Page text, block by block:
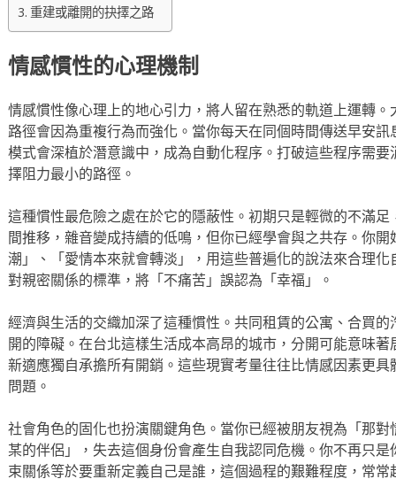
重建或離開的抉擇之路
情感慣性的心理機制
情感慣性像心理上的地心引力，將人留在熟悉的軌道上運轉
路徑會因為重複行為而強化。當你每天在同個時間傳送早安
模式會深植於潛意識中，成為自動化程序。打破這些程序需
擇阻力最小的路徑。
這種慣性最危險之處在於它的隱蔽性。初期只是輕微的不滿
間推移，雜音變成持續的低鳴，但你已經學會與之共存。你
潮」、「愛情本來就會轉淡」，用這些普遍化的說法來合理
對親密關係的標準，將「不痛苦」誤認為「幸福」。
經濟與生活的交織加深了這種慣性。共同租賃的公寓、合買
開的障礙。在台北這樣生活成本高昂的城市，分開可能意味
新適應獨自承擔所有開銷。這些現實考量往往比情感因素更
問題。
社會角色的固化也扮演關鍵角色。當你已經被朋友視為「那
某的伴侶」，失去這個身份會產生自我認同危機。你不再只
束關係等於要重新定義自己是誰，這個過程的艱難程度，常